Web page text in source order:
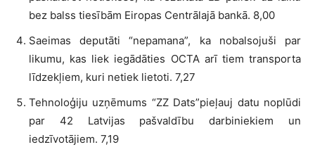
bez balss tiesībām Eiropas Centrālajā bankā. 8,00
Saeimas deputāti “nepamana”, ka nobalsojuši par
likumu, kas liek iegādāties OCTA arī tiem transporta
līdzekļiem, kuri netiek lietoti. 7,27
Tehnoloģiju uzņēmums “ZZ Dats”pieļauj datu noplūdi
par 42 Latvijas pašvaldību darbiniekiem un
iedzīvotājiem. 7,19